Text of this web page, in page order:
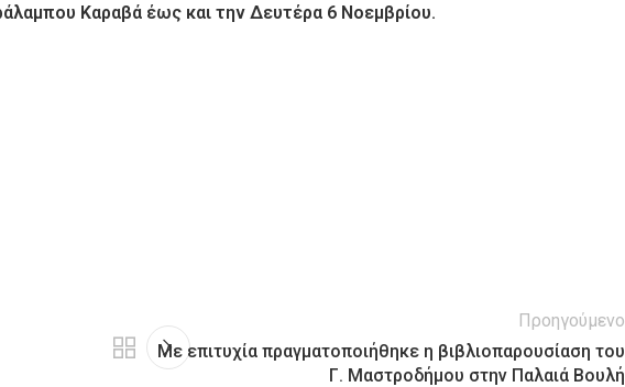
Καραβά έως και την Δευτέρα 6 Νοεμβρίου.
Προηγούμενο
Με επιτυχία πραγματοποιήθηκε η βιβλιοπαρουσίαση του
Γ. Μαστροδήμου στην Παλαιά Βουλή